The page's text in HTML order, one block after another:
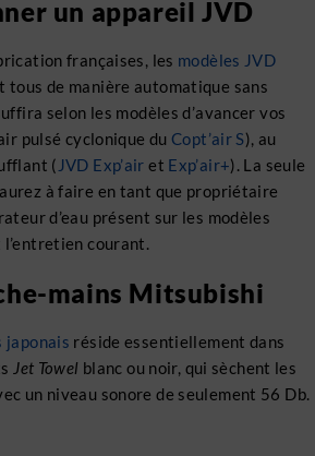
un appareil JVD
françaises, les modèles JVD
tous de manière automatique sans
selon les modèles d’avancer vos
pulsé cyclonique du Copt’air S), au
( JVD Exp’air et Exp’air+). La seule
à faire en tant que propriétaire
d’eau présent sur les modèles
l’entretien courant.
mains Mitsubishi
japonais réside essentiellement dans
Jet Towel blanc ou noir, qui sèchent les
un niveau sonore de seulement 56 Db.